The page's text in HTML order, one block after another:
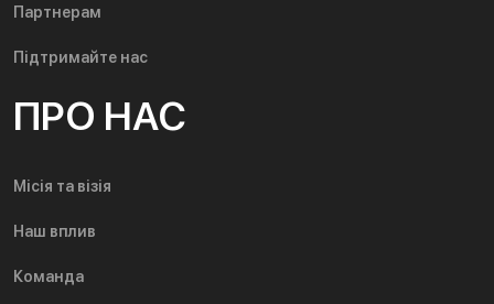
Партнерам
Підтримайте нас
ПРО НАС
Місія та візія
Наш вплив
Команда